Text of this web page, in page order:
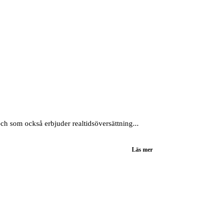
som också erbjuder realtidsöversättning...
Läs mer